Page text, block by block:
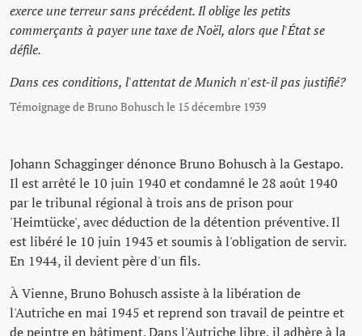
exerce une terreur sans précédent. Il oblige les petits
commerçants à payer une taxe de Noël, alors que l'État se
défile.
Dans ces conditions, l'attentat de Munich n'est-il pas justifié?
Témoignage de Bruno Bohusch le 15 décembre 1939
Johann Schagginger dénonce Bruno Bohusch à la Gestapo.
Il est arrêté le 10 juin 1940 et condamné le 28 août 1940
par le tribunal régional à trois ans de prison pour
'Heimtücke', avec déduction de la détention préventive. Il
est libéré le 10 juin 1943 et soumis à l'obligation de servir.
En 1944, il devient père d'un fils.
À Vienne, Bruno Bohusch assiste à la libération de
l'Autriche en mai 1945 et reprend son travail de peintre et
de peintre en bâtiment. Dans l'Autriche libre, il adhère à la